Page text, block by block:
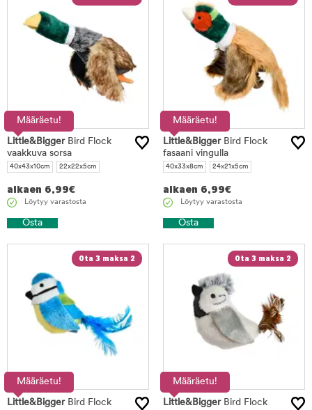
Määräetu!
Little&BiggerBird Flock
vaakkuva sorsa
40x43x10cm 22x22x5cm
alkaen 6,99€
Löytyy varastosta
Osta
Määräetu!
Little&BiggerBird Flock
fasaani vingulla
40x33x8cm 24x21x5cm
alkaen 6,99€
Löytyy varastosta
Osta
Ota 3 maksa 2
Määräetu!
Little&BiggerBird Flock
Ota 3 maksa 2
Määräetu!
Little&BiggerBird Flock